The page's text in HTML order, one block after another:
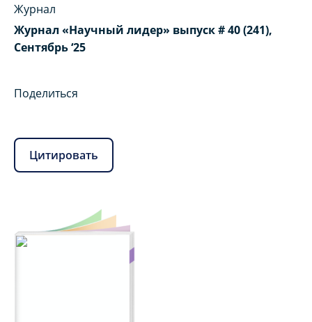
Журнал
Журнал «Научный лидер» выпуск # 40 (241),
Сентябрь ‘25
Поделиться
Цитировать